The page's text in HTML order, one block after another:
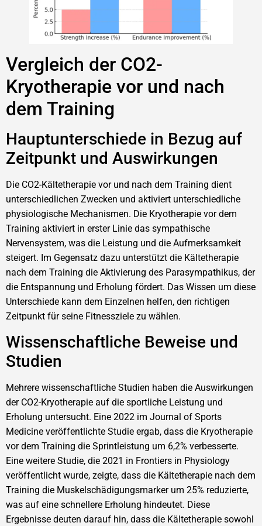
Vergleich der CO2-
Kryotherapie vor und nach
dem Training
Hauptunterschiede in Bezug auf
Zeitpunkt und Auswirkungen
Die CO2-Kältetherapie vor und nach dem Training dient
unterschiedlichen Zwecken und aktiviert unterschiedliche
physiologische Mechanismen. Die Kryotherapie vor dem
Training aktiviert in erster Linie das sympathische
Nervensystem, was die Leistung und die Aufmerksamkeit
steigert. Im Gegensatz dazu unterstützt die Kältetherapie
nach dem Training die Aktivierung des Parasympathikus, der
die Entspannung und Erholung fördert. Das Wissen um diese
Unterschiede kann dem Einzelnen helfen, den richtigen
Zeitpunkt für seine Fitnessziele zu wählen.
Wissenschaftliche Beweise und
Studien
Mehrere wissenschaftliche Studien haben die Auswirkungen
der CO2-Kryotherapie auf die sportliche Leistung und
Erholung untersucht. Eine 2022 im Journal of Sports
Medicine veröffentlichte Studie ergab, dass die Kryotherapie
vor dem Training die Sprintleistung um 6,2% verbesserte.
Eine weitere Studie, die 2021 in Frontiers in Physiology
veröffentlicht wurde, zeigte, dass die Kältetherapie nach dem
Training die Muskelschädigungsmarker um 25% reduzierte,
was auf eine schnellere Erholung hindeutet. Diese
Ergebnisse deuten darauf hin, dass die Kältetherapie sowohl